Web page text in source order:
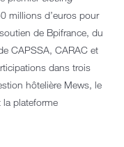
millions d’euros pour
de Bpifrance, du
CAPSSA, CARAC et
dans trois
hôtelière Mews, le
la plateforme